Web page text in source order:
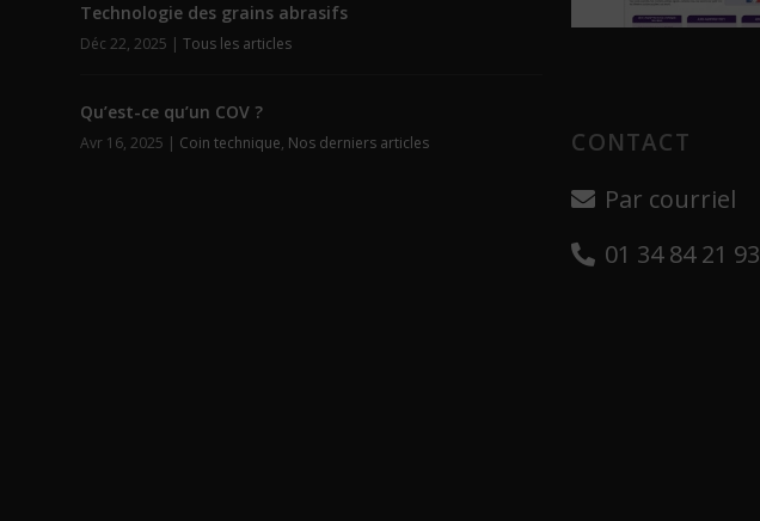
Technologie des grains abrasifs
Déc 22, 2025 |Tous les articles
Qu’est-ce qu’un COV ?
Avr 16, 2025 | Coin technique, Nos derniers articles CONTACT
Par courriel
01 34 84 21 93